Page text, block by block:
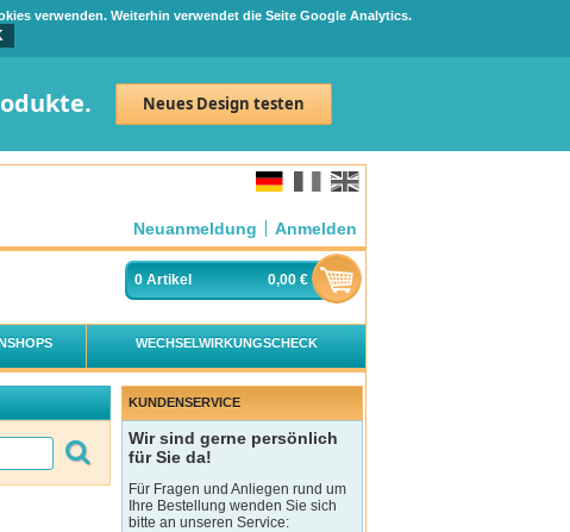
verwenden. Weiterhin verwendet die Seite Google Analytics.
Neues Design testen
Neuanmeldung Anmelden
0 Artikel 0,00 €
WECHSELWIRKUNGSCHECK
KUNDENSERVICE
Wir sind gerne persönlich
für Sie da!
Für Fragen und Anliegen rund um
Ihre Bestellung wenden Sie sich
bitte an unseren Service: